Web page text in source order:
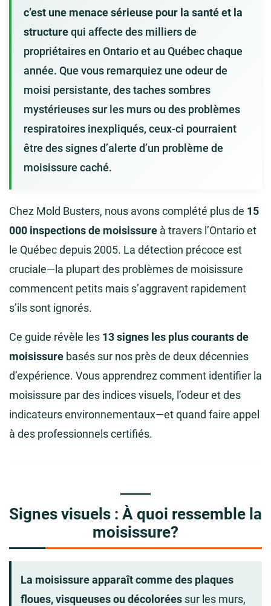
c’est une menace sérieuse pour la santé et la
structurequi affecte des milliers de
propriétaires en Ontario et au Québec chaque
année. Que vous remarquiez une odeur de
moisi persistante, des taches sombres
mystérieuses sur les murs ou des problèmes
respiratoires inexpliqués, ceux-ci pourraient
être des signes d’alerte d’un problème de
moisissure caché.
Chez Mold Busters, nous avons complété plus de 15
000 inspections de moisissure à travers l’Ontario et
le Québec depuis 2005. La détection précoce est
cruciale—la plupart des problèmes de moisissure
commencent petits mais s’aggravent rapidement
s’ils sont ignorés.
Ce guide révèle les 13 signes les plus courants de
moisissure basés sur nos près de deux décennies
d’expérience. Vous apprendrez comment identifier la
moisissure par des indices visuels, l’odeur et des
indicateurs environnementaux—et quand faire appel
à des professionnels certifiés.
Signes visuels : À quoi ressemble la
moisissure?
La moisissure apparaît comme des plaques
floues, visqueuses ou décolorées sur les murs,